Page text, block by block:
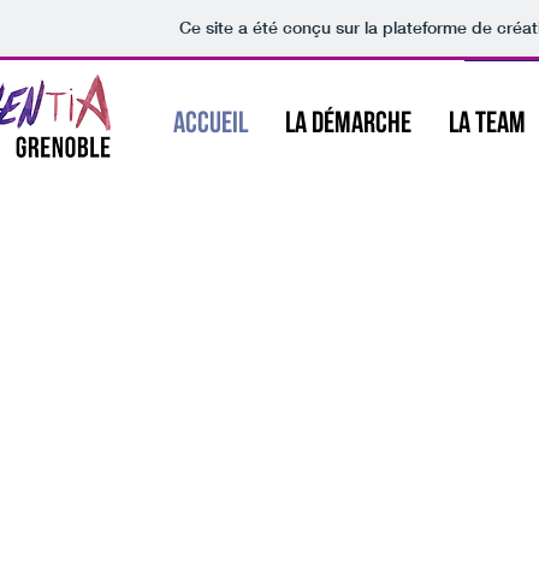
Ce site a été conçu sur la plateforme de
Accueil LA DÉMARCHE LA TEAM